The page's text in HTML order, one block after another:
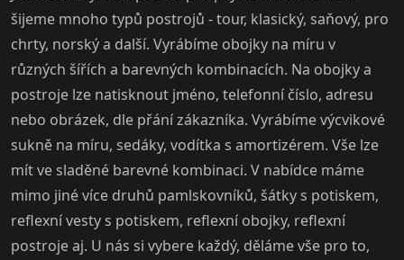
šijeme mnoho typů postrojů - tour, klasický, saňový, pro
chrty, norský a další. Vyrábíme obojky na míru v
různých šířích a barevných kombinacích. Na obojky a
postroje lze natisknout jméno, telefonní číslo, adresu
nebo obrázek, dle přání zákazníka. Vyrábíme výcvikové
sukně na míru, sedáky, vodítka s amortizérem. Vše lze
mít ve sladěné barevné kombinaci. V nabídce máme
mimo jiné více druhů pamlskovníků, šátky s potiskem,
reflexní vesty s potiskem, reflexní obojky, reflexní
postroje aj. U nás si vybere každý, děláme vše pro to,